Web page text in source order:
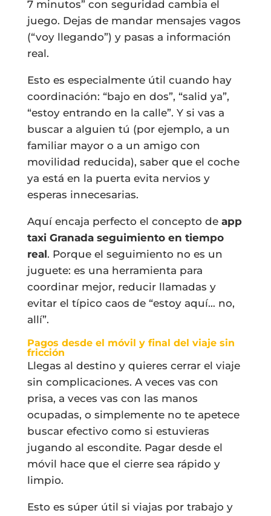
7 minutos” con seguridad cambia el
juego. Dejas de mandar mensajes vagos
(“voy llegando”) y pasas a información
real.
Esto es especialmente útil cuando hay
coordinación: “bajo en dos”, “salid ya”,
“estoy entrando en la calle”. Y si vas a
buscar a alguien tú (por ejemplo, a un
familiar mayor o a un amigo con
movilidad reducida), saber que el coche
ya está en la puerta evita nervios y
esperas innecesarias.
Aquí encaja perfecto el concepto de app
taxi Granada seguimiento en tiempo
real. Porque el seguimiento no es un
juguete: es una herramienta para
coordinar mejor, reducir llamadas y
evitar el típico caos de “estoy aquí… no,
allí”.
Pagos desde el móvil y final del viaje sin
fricción
Llegas al destino y quieres cerrar el viaje
sin complicaciones. A veces vas con
prisa, a veces vas con las manos
ocupadas, o simplemente no te apetece
buscar efectivo como si estuvieras
jugando al escondite. Pagar desde el
móvil hace que el cierre sea rápido y
limpio.
Esto es súper útil si viajas por trabajo y